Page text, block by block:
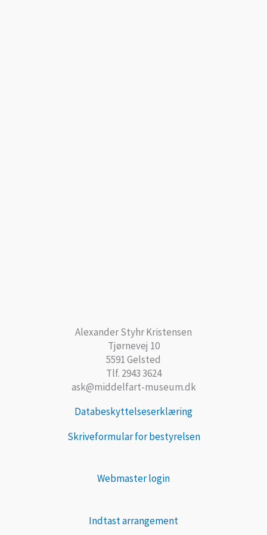
Alexander Styhr Kristensen
Tjørnevej 10
5591 Gelsted
Tlf. 2943 3624
ask@middelfart-museum.dk
Databeskyttelseserklæring
Skriveformular for bestyrelsen
Webmaster login
Indtast arrangement